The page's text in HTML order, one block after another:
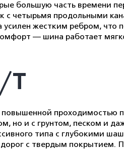
большую часть времени
четырьмя продольными
жестким ребром, что
— шина работает
T
проходимостью
но и с грунтом, песком и
типа с глубокими
с твердым покрытием.